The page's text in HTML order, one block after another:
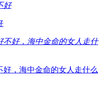
，海中金命的女人走什么